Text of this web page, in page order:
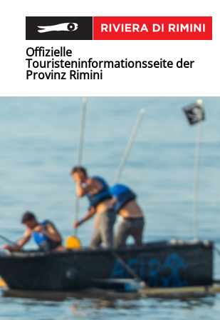
Offizielle
Touristeninformationsseite der
Provinz Rimini